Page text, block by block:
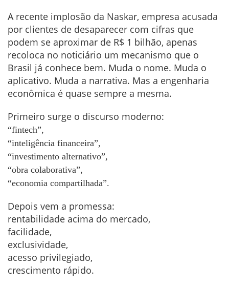
A recente implosão da Naskar, empresa acusada
por clientes de desaparecer com cifras que
podem se aproximar de R$ 1 bilhão, apenas
recoloca no noticiário um mecanismo que o
Brasil já conhece bem. Muda o nome. Muda o
aplicativo. Muda a narrativa. Mas a engenharia
econômica é quase sempre a mesma.
Primeiro surge o discurso moderno:
“fintech”,
“inteligência financeira”,
“investimento alternativo”,
“obra colaborativa”,
“economia compartilhada”.
Depois vem a promessa:
rentabilidade acima do mercado,
facilidade,
exclusividade,
acesso privilegiado,
crescimento rápido.